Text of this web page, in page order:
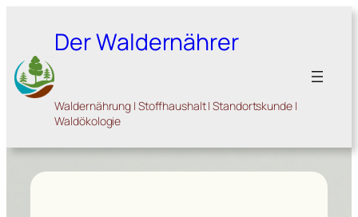
springenDer Waldernährer
Waldernährung | Stoffhaushalt | Standortskunde |
Waldökologie